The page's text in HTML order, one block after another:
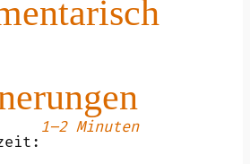
1–2 Minuten